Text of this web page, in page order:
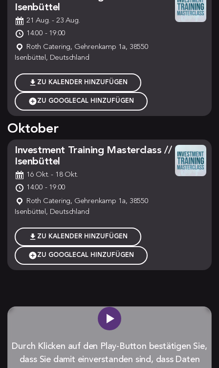
Isenbüttel
21 Aug.- 23 Aug.
14:00 - 19:00
Roth Catering, Gehrenkamp 1a, 38550
Isenbüttel, Deutschland
ZU KALENDER HINZUFÜGEN
ZU GOOGLECAL HINZUFÜGEN
Oktober
Investment Training Masterclass //
Isenbüttel
16 Okt.- 18 Okt.
14:00 - 19:00
Roth Catering, Gehrenkamp 1a, 38550
Isenbüttel, Deutschland
ZU KALENDER HINZUFÜGEN
ZU GOOGLECAL HINZUFÜGEN
Durch Klicken auf den Play-Button bestätigen Sie,
dass Sie damit einverstanden sind, dass Daten